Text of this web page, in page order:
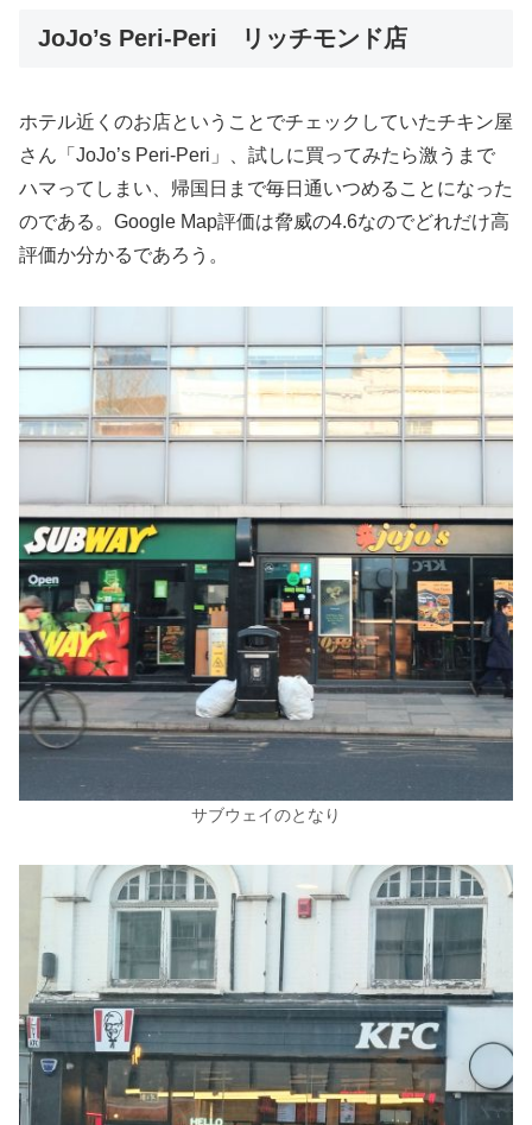
JoJo’s Peri-Peri リッチモンド店
ホテル近くのお店ということでチェックしていたチキン屋
さん「JoJo’s Peri-Peri」、試しに買ってみたら激うまで
ハマってしまい、帰国日まで毎日通いつめることになった
のである。Google Map評価は脅威の4.6なのでどれだけ高
評価か分かるであろう。
サブウェイのとなり